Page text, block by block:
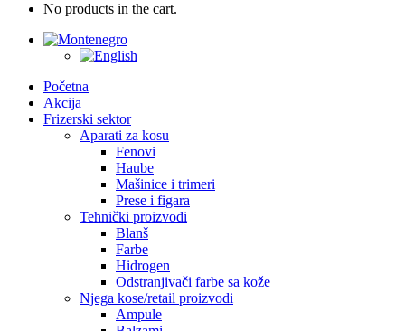
No products in the cart.
Početna
Akcija
Frizerski sektor
Aparati za kosu
Fenovi
Haube
Mašinice i trimeri
Prese i figara
Tehnički proizvodi
Blanš
Farbe
Hidrogen
Odstranjivači farbe sa kože
Njega kose/retail proizvodi
Ampule